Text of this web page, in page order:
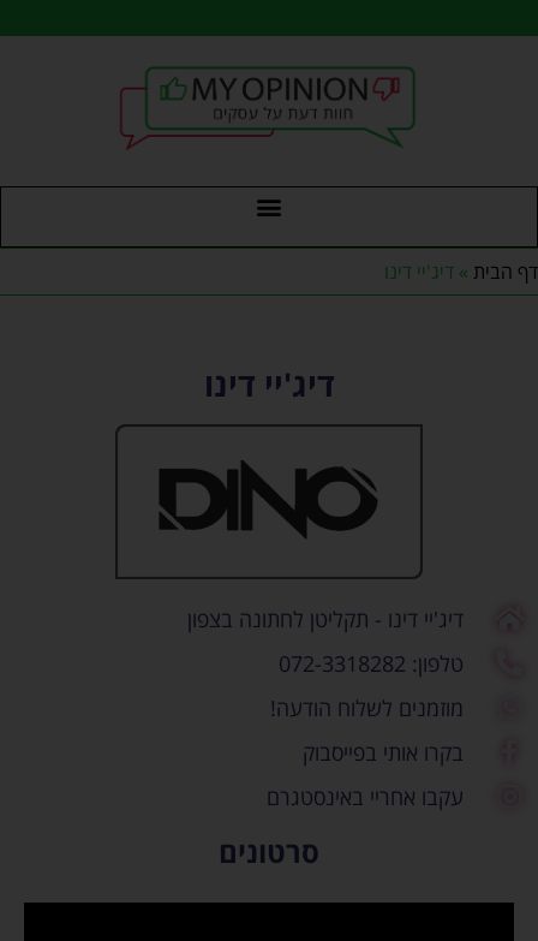
דף הבית » דיג'יי דינו
דיג'יי דינו
דיג'יי דינו - תקליטן לחתונה בצפון
טלפון: 072-3318282
מוזמנים לשלוח הודעה!
בקרו אותי בפייסבוק
עקבו אחריי באינסטגרם
סרטונים